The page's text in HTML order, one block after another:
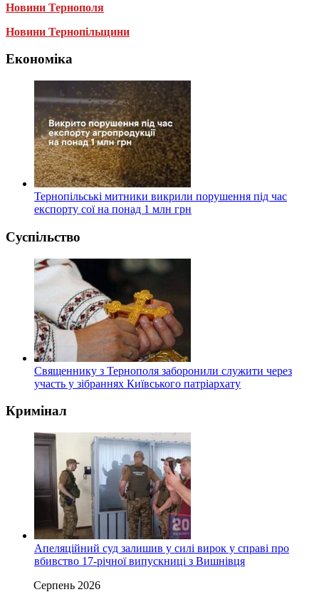
Новини Тернополя
Новини Тернопільщини
Економіка
Тернопільські митники викрили порушення під час
експорту сої на понад 1 млн грн
Суспільство
Священнику з Тернополя заборонили служити через
участь у зібраннях Київського патріархату
Кримінал
Апеляційний суд залишив у силі вирок у справі про
вбивство 17-річної випускниці з Вишнівця
Серпень 2026